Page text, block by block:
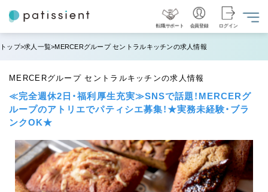
転職サポート 会員登録 ログイン
トップ 求人一覧 MERCERグループ セントラルキッチンの求人情報
MERCERグループ セントラルキッチンの求人情報
≪完全週休2日・福利厚生充実≫SNSで話題！MERCERグ
ループのアトリエでパティシエ募集！★実務未経験・ブラ
ンクOK★